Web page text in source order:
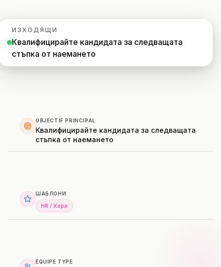
Застраховане
ИЗХОДЯЩИ
Квалифицирайте кандидата за следващата
стъпка от наемането
OBJECTIF PRINCIPAL
Квалифицирайте кандидата за следващата
стъпка от наемането
ШАБЛОНИ
HR / Хора
ÉQUIPE TYPE